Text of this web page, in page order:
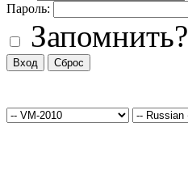
Пароль:
Запомнить?